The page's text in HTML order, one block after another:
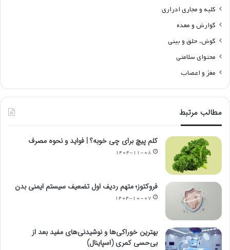
کلیه و مجاری ادراری
گوارش و معده
گوش، حلق و بینی
محتوای سلامتی
مغز و اعصاب
مطالب مرتبط
کلم پیچ برای چی خوبه؟ | فواید و نحوه مصرف
۱۴۰۴-۱۱-۰۸
فروکتوز؛ متهم ردیف اول تضعیف سیستم ایمنی بدن
۱۴۰۴-۱۰-۰۷
بهترین خوراکی‌ها و نوشیدنی‌های مفید بعد از
بی‌حسی کمری (اسپاینال)